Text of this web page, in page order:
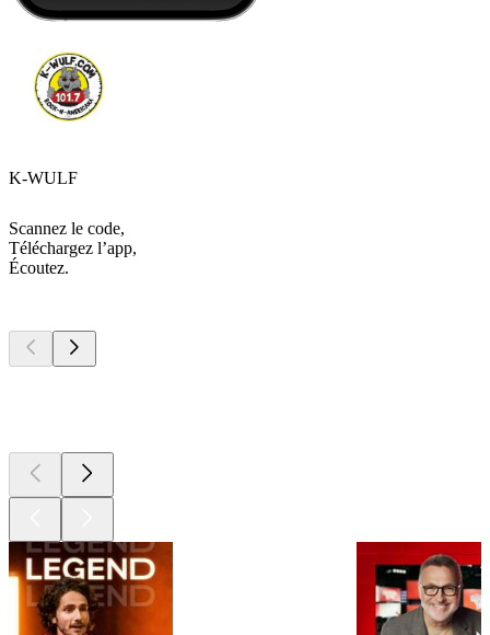
K-WULF
Scannez le code,
Téléchargez l’app,
Écoutez.